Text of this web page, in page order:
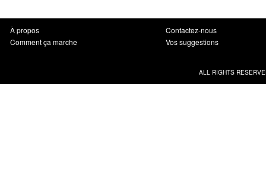
À propos
Comment ça marche
Contactez-nous
Vos suggestions
ALL RIGHTS